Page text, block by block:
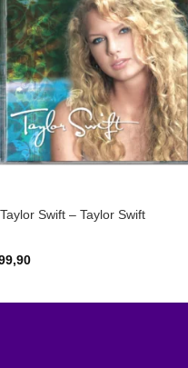
Adicionar
a lista de
desejos
Swift – Taylor Swift